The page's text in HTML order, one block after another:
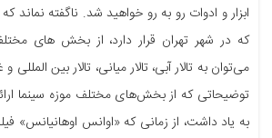
ابزار و ادوات رو به رو خواهید شد. ناگفته نماند
که در شهر تهران قرار دارد، از بخش های
می‌توان به تالار آبی، تالار میانی، تالار بین المللی
توضیحاتی که از بخش‌های مختلف موزه سینما